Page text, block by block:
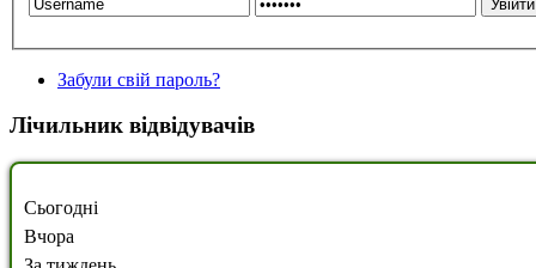
Забули свій пароль?
Лічильник відвідувачів
Сьогодні
Вчора